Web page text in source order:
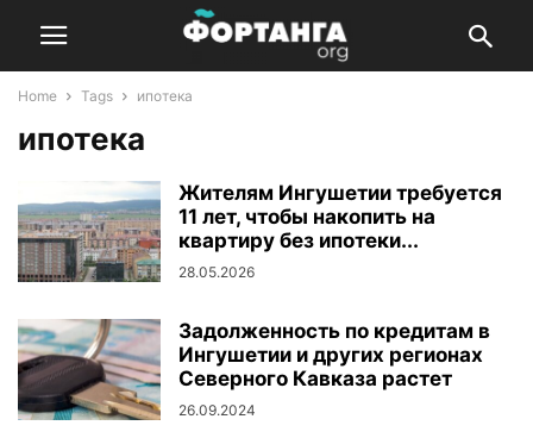
Home Tags ипотека
ипотека
Жителям Ингушетии требуется
11 лет, чтобы накопить на
квартиру без ипотеки...
28.05.2026
Задолженность по кредитам в
Ингушетии и других регионах
Северного Кавказа растет
26.09.2024